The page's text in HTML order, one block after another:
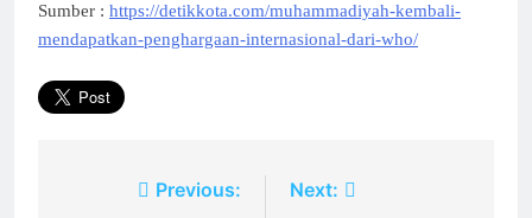
Sumber : https://detikkota.com/muhammadiyah-kembali-
mendapatkan-penghargaan-internasional-dari-who/
Previous:
Next: